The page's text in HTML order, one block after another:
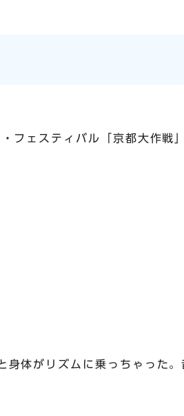
フェスティバル「京都大作戦
体がリズムに乗っちゃった。